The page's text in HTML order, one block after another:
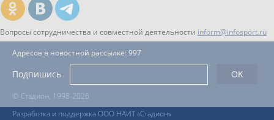
Вопросы сотрудничества и совместной деятельности inform@infosport.ru
© Стадион, 1998-2026
Разработка и поддержка ООО НАИТ «Стадион»
Адресов в новостной рассылке: 997
Подпишись